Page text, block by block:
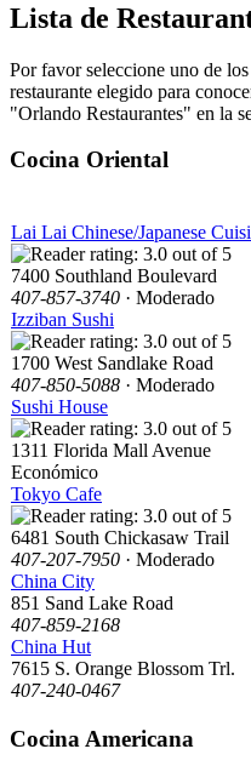
Lista de
Por favor seleccione uno de
restaurante elegido para
"Orlando Restaurantes" en la
Cocina Oriental
Lai Lai Chinese/Japanese
7400 Southland Boulevard
407-857-3740 · Moderado
Izziban Sushi
1700 West Sandlake Road
407-850-5088 · Moderado
Sushi House
1311 Florida Mall Avenue
Económico
Tokyo Cafe
6481 South Chickasaw Trail
407-207-7950 · Moderado
China City
851 Sand Lake Road
407-859-2168
China Hut
7615 S. Orange Blossom Trl.
407-240-0467
Cocina Americana